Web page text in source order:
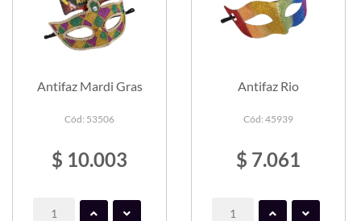
Antifaz Mardi Gras
Cód: 53506
$ 10.003
Antifaz Rio
Cód: 45939
$ 7.061